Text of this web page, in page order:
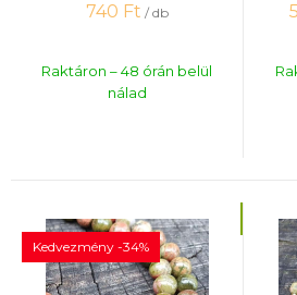
740 Ft / db
Raktáron – 48 órán belül
nálad
Kedvezmény -34%